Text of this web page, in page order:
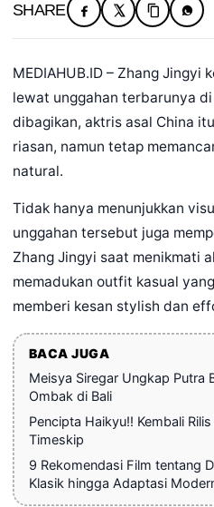
SHARE
MEDIAHUB.ID – Zhang Jingyi
lewat unggahan terbarunya
dibagikan, aktris asal China
riasan, namun tetap
natural.
Tidak hanya menunjukkan
unggahan tersebut juga
Zhang Jingyi saat menikmati
memadukan outfit kasual
memberi kesan stylish dan
BACA JUGA
Meisya Siregar Ungkap Putra
Ombak di Bali
Pencipta Haikyu!! Kembali
Timeskip
9 Rekomendasi Film tentang
Klasik hingga Adaptasi